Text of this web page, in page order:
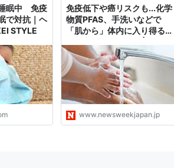
眠中 免疫
で対抗｜ヘ
STYLE
免疫低下や癌リスクも...化学
物質PFAS、手洗いなどで
「肌から」体内に入り得るこ
ズウィーク日本版 オフィシ
ャルサイト
www.newsweekjapan.jp